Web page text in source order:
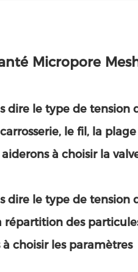
Micropore
dire le type de tension
le fil, la
à choisir la
dire le type de tension
des
choisir les paramètres